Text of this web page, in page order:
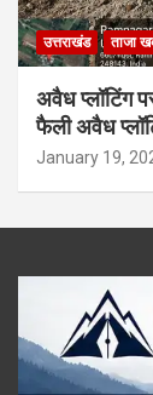
उत्तराखंड ताजा
अवैध प्लॉटिंग
फैली अवैध
January 19,